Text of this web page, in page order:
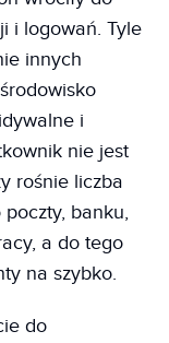
i logowań. Tyle
innych
i
nie jest
rośnie liczba
banku,
a do tego
na szybko.
do